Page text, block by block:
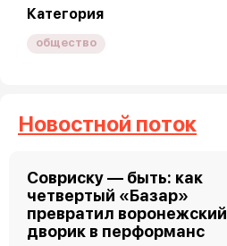
Категория
общество
Новостной поток
Совриску — быть: как
четвертый «Базар»
превратил воронежский
дворик в перформанс